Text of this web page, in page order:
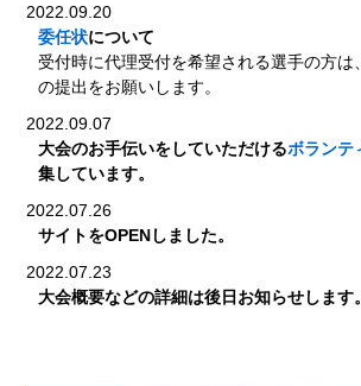
2022.09.20
委任状について
受付時に代理受付を希望される選手の方は
の提出をお願いします。
2022.09.07
大会のお手伝いをしていただけるボランテ
集しています。
2022.07.26
サイトをOPENしました。
2022.07.23
大会概要などの詳細は後日お知らせします。